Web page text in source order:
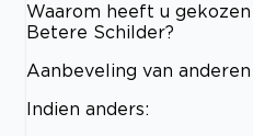
Waarom heeft u
Betere Schilder?
Aanbeveling van anderen
Indien anders: